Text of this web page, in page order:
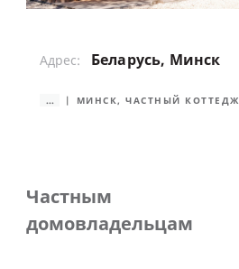
Адрес: Беларусь, Минск
... МИНСК, ЧАСТНЫЙ КОТТЕДЖ
Частным
домовладельцам